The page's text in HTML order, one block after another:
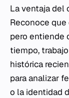
La ventaja del
Reconoce que
pero entiende
tiempo,
histórica
para analizar
o la identidad